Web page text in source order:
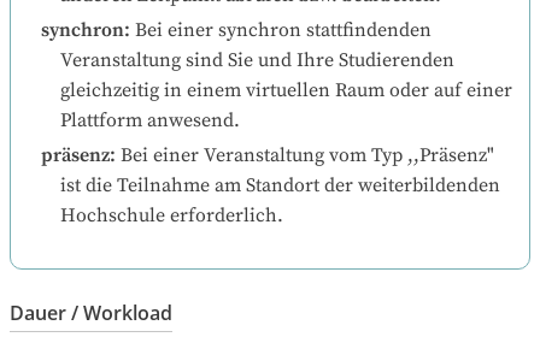
synchron: Bei einer synchron stattfindenden
Veranstaltung sind Sie und Ihre Studierenden
gleichzeitig in einem virtuellen Raum oder auf einer
Plattform anwesend.
präsenz: Bei einer Veranstaltung vom Typ ,,Präsenz"
ist die Teilnahme am Standort der weiterbildenden
Hochschule erforderlich.
Dauer / Workload